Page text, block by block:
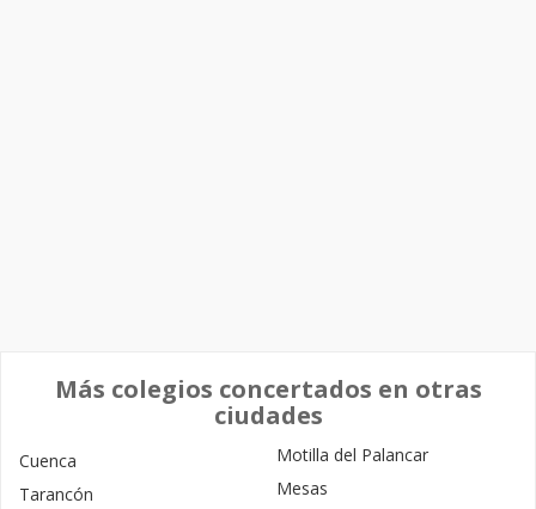
Más colegios concertados en otras
ciudades
Cuenca
Tarancón
Motilla del Palancar
Mesas